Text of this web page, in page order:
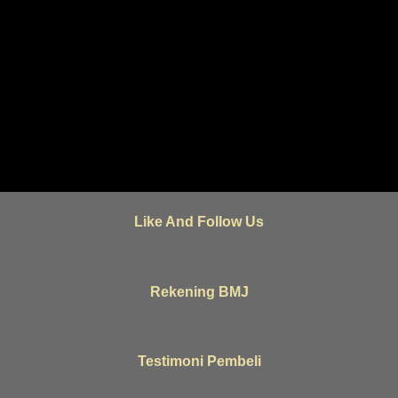
Like And Follow Us
Rekening BMJ
Testimoni Pembeli